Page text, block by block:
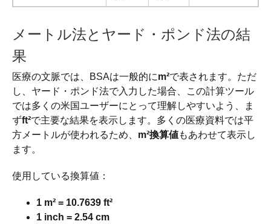
メートル法とヤード・ポンド法の結
果
医療の文脈では、BSAは一般的にm²で表されます。ただ
し、ヤード・ポンド法で入力した場合、この計算ツール
では多くの米国ユーザーにとって理解しやすいよう、ま
ずft²で主要な結果を表示します。多くの医療資料では平
方メートルが使われるため、 m²換算値もあわせて表示し
ます。
使用している換算値：
1 m² = 10.7639 ft²
1 inch = 2.54 cm